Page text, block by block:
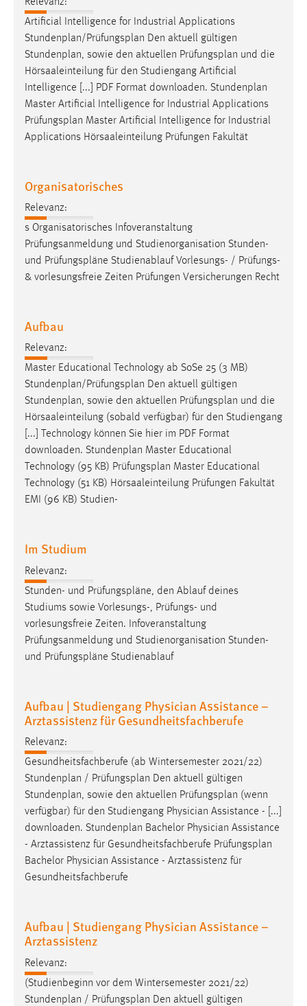
Artificial Intelligence for Industrial Applications
Stundenplan/Prüfungsplan Den aktuell gültigen
Stundenplan, sowie den aktuellen Prüfungsplan und die
Hörsaaleinteilung für den Studiengang Artificial
Intelligence [...] PDF Format downloaden. Stundenplan
Master Artificial Intelligence for Industrial Applications
Prüfungsplan Master Artificial Intelligence for Industrial
Applications Hörsaaleinteilung Prüfungen Fakultät
Organisatorisches
Relevanz:
s Organisatorisches Infoveranstaltung
Prüfungsanmeldung und Studienorganisation Stunden-
und Prüfungspläne Studienablauf Vorlesungs- / Prüfungs-
& vorlesungsfreie Zeiten Prüfungen Versicherungen Recht
Aufbau
Relevanz:
Master Educational Technology ab SoSe 25 (3 MB)
Stundenplan/Prüfungsplan Den aktuell gültigen
Stundenplan, sowie den aktuellen Prüfungsplan und die
Hörsaaleinteilung (sobald verfügbar) für den Studiengang
[...] Technology können Sie hier im PDF Format
downloaden. Stundenplan Master Educational
Technology (95 KB) Prüfungsplan Master Educational
Technology (51 KB) Hörsaaleinteilung Prüfungen Fakultät
EMI (96 KB) Studien-
Im Studium
Relevanz:
Stunden- und Prüfungspläne, den Ablauf deines
Studiums sowie Vorlesungs-, Prüfungs- und
vorlesungsfreie Zeiten. Infoveranstaltung
Prüfungsanmeldung und Studienorganisation Stunden-
und Prüfungspläne Studienablauf
Aufbau | Studiengang Physician Assistance –
Arztassistenz für Gesundheitsfachberufe
Relevanz:
Gesundheitsfachberufe (ab Wintersemester 2021/22)
Stundenplan / Prüfungsplan Den aktuell gültigen
Stundenplan, sowie den aktuellen Prüfungsplan (wenn
verfügbar) für den Studiengang Physician Assistance - [...]
downloaden. Stundenplan Bachelor Physician Assistance
- Arztassistenz für Gesundheitsfachberufe Prüfungsplan
Bachelor Physician Assistance - Arztassistenz für
Gesundheitsfachberufe
Aufbau | Studiengang Physician Assistance –
Arztassistenz
Relevanz:
(Studienbeginn vor dem Wintersemester 2021/22)
Stundenplan / Prüfungsplan Den aktuell gültigen